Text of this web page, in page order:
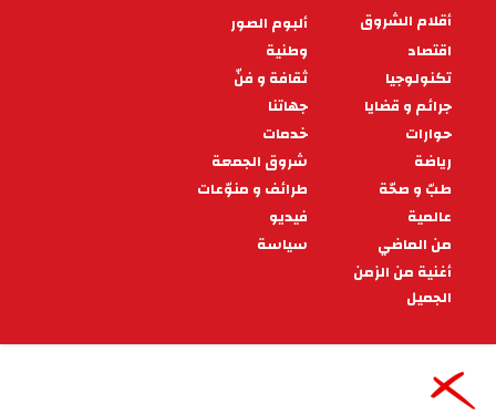
PIED
DE
PAGE
أقلام الشروق
ألبوم الصور
اقتصاد
وطنية
تكنولوجيا
ثقافة و فنّ
جرائم و قضايا
جهاتنا
حوارات
خدمات
رياضة
شروق الجمعة
طبّ و صحّة
طرائف و منوّعات
عالمية
فيديو
من الماضي
سياسة
أغنية من الزمن
الجميل